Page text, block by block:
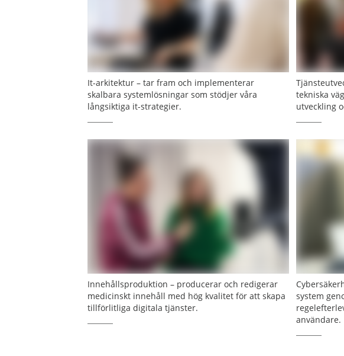
It-arkitektur – tar fram och implementerar
skalbara systemlösningar som stödjer våra
långsiktiga it-strategier.
tekniska
utveckling
Innehållsproduktion – producerar och redigerar
medicinskt innehåll med hög kvalitet för att skapa
tillförlitliga digitala tjänster.
system
användare.